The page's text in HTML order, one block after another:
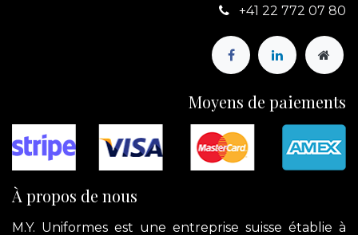
+41 22 772 07 80
Moyens de paiements
À propos de nous
M.Y. Uniformes est une entreprise suisse établie à